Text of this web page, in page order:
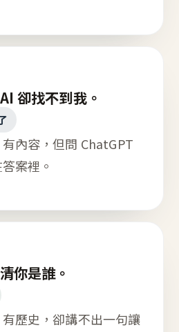
卻找不到我。
內容，但問 ChatGPT
案裡。
你是誰。
歷史，卻講不出一句讓